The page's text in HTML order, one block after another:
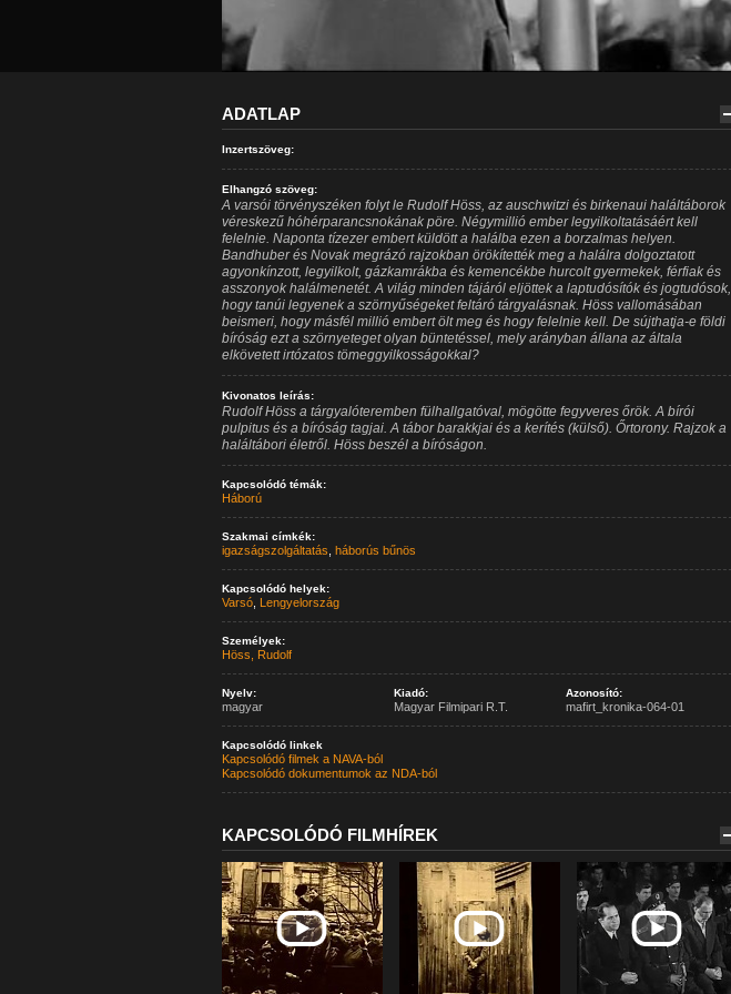
ADATLAP
Inzertszöveg:
Elhangzó szöveg:
A varsói törvényszéken folyt le Rudolf Höss, az auschwitzi és birkenaui haláltáborok
véreskezű hóhérparancsnokának pöre. Négymillió ember legyilkoltatásáért kell
felelnie. Naponta tízezer embert küldött a halálba ezen a borzalmas helyen.
Bandhuber és Novak megrázó rajzokban örökítették meg a halálra dolgoztatott
agyonkínzott, legyilkolt, gázkamrákba és kemencékbe hurcolt gyermekek, férfiak és
asszonyok halálmenetét. A világ minden tájáról eljöttek a laptudósítók és jogtudósok,
hogy tanúi legyenek a szörnyűségeket feltáró tárgyalásnak. Höss vallomásában
beismeri, hogy másfél millió embert ölt meg és hogy felelnie kell. De sújthatja-e földi
bíróság ezt a szörnyeteget olyan büntetéssel, mely arányban állana az általa
elkövetett irtózatos tömeggyilkosságokkal?
Kivonatos leírás:
Rudolf Höss a tárgyalóteremben fülhallgatóval, mögötte fegyveres őrök. A bírói
pulpitus és a bíróság tagjai. A tábor barakkjai és a kerítés (külső). Őrtorony. Rajzok a
haláltábori életről. Höss beszél a bíróságon.
Kapcsolódó témák:
Háború
Szakmai címkék:
igazságszolgáltatás háborús bűnös
Kapcsolódó helyek:
Varsó, Lengyelország
Személyek:
Höss, Rudolf
Nyelv:
magyar
Kiadó:
Magyar Filmipari R.T.
Azonosító:
mafirt_kronika-064-01
Kapcsolódó linkek
Kapcsolódó filmek a NAVA-ból
Kapcsolódó dokumentumok az NDA-ból
KAPCSOLÓDÓ FILMHÍREK